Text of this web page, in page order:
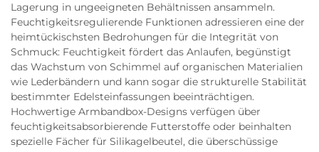
Lagerung in ungeeigneten Behältnissen ansammeln.
Feuchtigkeitsregulierende Funktionen adressieren eine der
heimtückischsten Bedrohungen für die Integrität von
Schmuck: Feuchtigkeit fördert das Anlaufen, begünstigt
das Wachstum von Schimmel auf organischen Materialien
wie Lederbändern und kann sogar die strukturelle Stabilität
bestimmter Edelsteinfassungen beeinträchtigen.
Hochwertige Armbandbox-Designs verfügen über
feuchtigkeitsabsorbierende Futterstoffe oder beinhalten
spezielle Fächer für Silikagelbeutel, die überschüssige